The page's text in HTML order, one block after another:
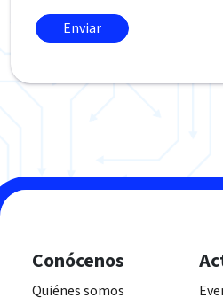
Conócenos
Quiénes somos